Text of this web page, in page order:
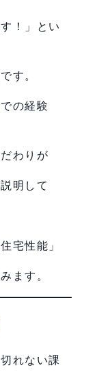
！」とい
す。
の経験
わりが
明して
宅性能」
ます。
れない課